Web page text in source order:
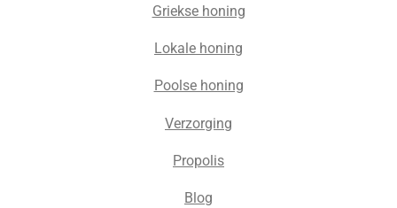
Griekse honing
Lokale honing
Poolse honing
Verzorging
Propolis
Blog